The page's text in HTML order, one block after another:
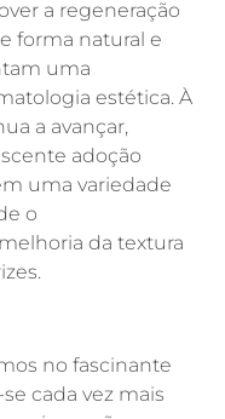
a regeneração
forma natural e
uma
estética. À
a avançar,
adoção
uma variedade
o
da textura
no fascinante
cada vez mais